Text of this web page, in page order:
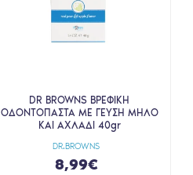
DR.BROWNS
DR BROWNS ΒΡΕΦΙΚΗ
ΟΔΟΝΤΟΠΑΣΤΑ ΜΕ ΓΕΥΣΗ ΜΗΛΟ
ΚΑΙ ΑΧΛΑΔΙ 40gr
8,99€